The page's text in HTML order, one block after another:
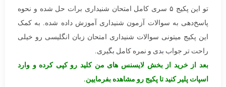
تو این پکیج ۵ سری کامل امتحان شنیداری برات حل شده و نحوه
پاسخ‌دهی به سوالات آزمون شنیداری آموزش داده شده. به کمک
این پکیج میتونی سوالات شنیداری امتحان زبان انگلیسی رو خیلی
راحت تر جواب بدی و نمره کامل بگیری.
بعد از خرید از بخش لایسنس های من کلید رو کپی کرده و وارد
اسپات پلیر کنید تا پکیج رو مشاهده بفرمایین.